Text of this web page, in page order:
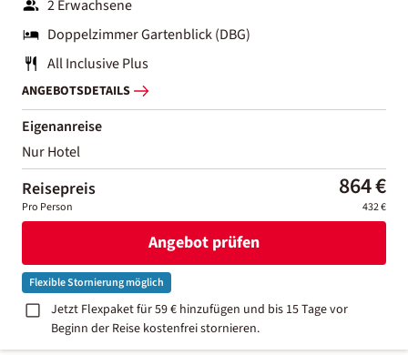
2 Erwachsene
Doppelzimmer Gartenblick (DBG)
All Inclusive Plus
ANGEBOTSDETAILS
Eigenanreise
Nur Hotel
Reisepreis 864 €
Pro Person 432 €
Angebot prüfen
Flexible Stornierung möglich
Jetzt Flexpaket für 59 € hinzufügen und bis 15 Tage vor
Beginn der Reise kostenfrei stornieren.